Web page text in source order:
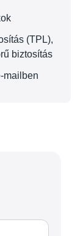
(TPL),
biztosítás
mailben